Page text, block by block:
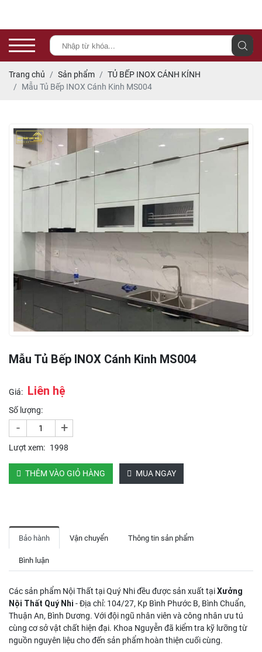
Trang chủ Sản phẩm
TỦ BẾP INOX CÁNH KÍNH
Mẫu Tủ Bếp INOX Cánh Kinh MS004
Mẫu Tủ Bếp INOX Cánh Kinh MS004
Giá: Liên hệ
Số lượng:
- +
Lượt xem: 1998
THÊM VÀO GIỎ HÀNG MUA NGAY
Bảo hành Vận chuyển Thông tin sản phẩm
Bình luận
Các sản phẩm Nội Thất tại Quý Nhi đều được sản xuất tạiXưởng
Nội Thất Quý Nhi - Địa chỉ: 104/27, Kp Bình Phước B, Bình Chuẩn,
Thuận An, Bình Dương. Với đội ngũ nhân viên và công nhân ưu tú
cùng cơ sở vật chất hiện đại. Khoa Nguyễn đã kiểm tra kỹ lưỡng từ
nguồn nguyên liệu cho đến sản phẩm hoàn thiện cuối cùng.